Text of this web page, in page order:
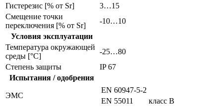
Гистерезис [% от Sr]
3…15
Смещение точки
переключения [% от Sr]
-10…10
Условия эксплуатации
Температура окружающей
среды [°C]
-25…80
Степень защиты
IP 67
Испытания / одобрения
ЭMC
EN 60947-5-2
EN 55011
класс B